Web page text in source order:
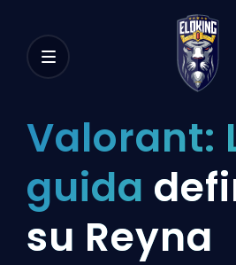
Valorant:
guida
su Reyna